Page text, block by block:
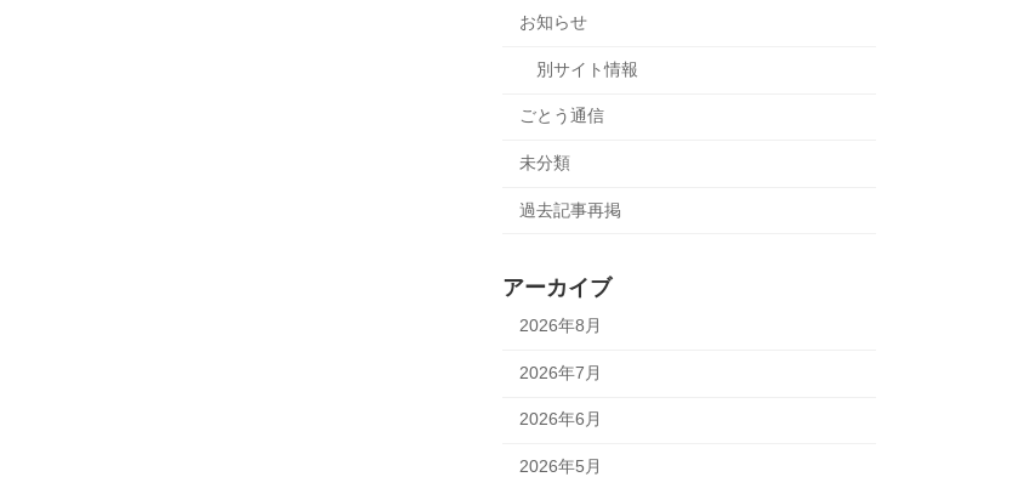
お知らせ
別サイト情報
ごとう通信
未分類
過去記事再掲
アーカイブ
2026年8月
2026年7月
2026年6月
2026年5月